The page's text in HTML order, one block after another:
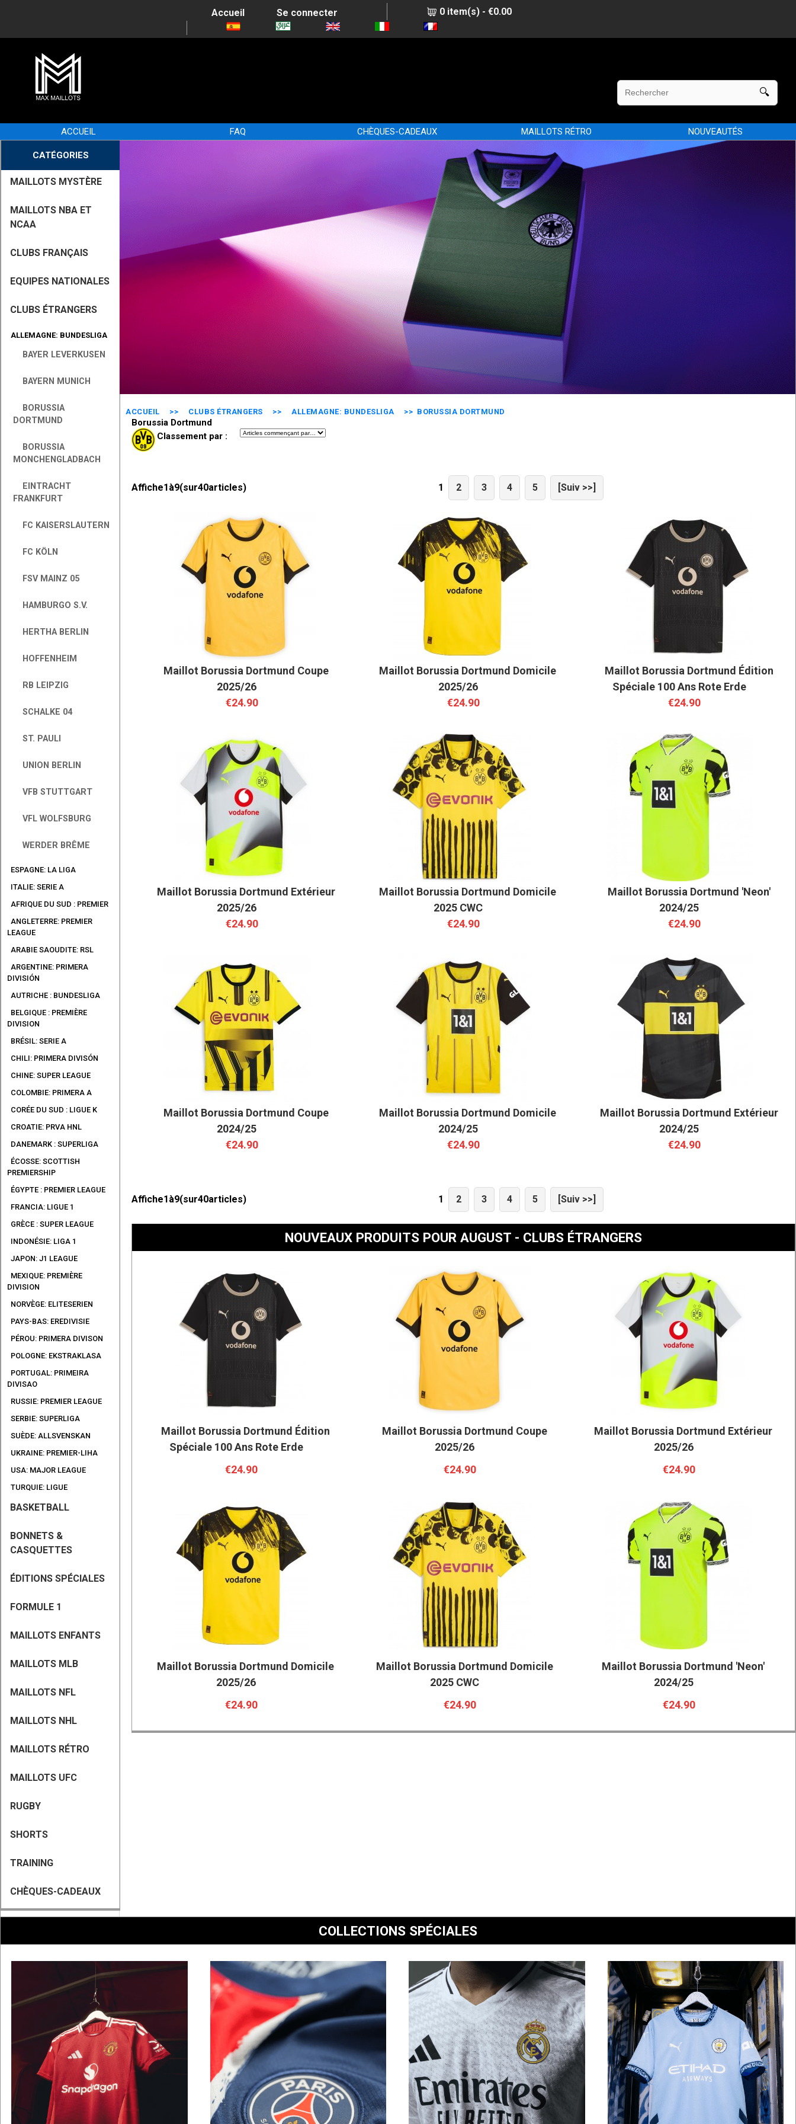
Accueil Se connecter 0 item(s) - €0.00
ACCUEIL FAQ CHÈQUES-CADEAUX MAILLOTS RÉTRO NOUVEAUTÉS
CATÉGORIES
MAILLOTS MYSTÈRE
MAILLOTS NBA ET
NCAA
CLUBS FRANÇAIS
EQUIPES NATIONALES
CLUBS ÉTRANGERS
ALLEMAGNE: BUNDESLIGA
BAYER LEVERKUSEN
BAYERN MUNICH
BORUSSIA
DORTMUND
BORUSSIA
MONCHENGLADBACH
EINTRACHT
FRANKFURT
FC KAISERSLAUTERN
FC KÖLN
FSV MAINZ 05
HAMBURGO S.V.
HERTHA BERLIN
HOFFENHEIM
RB LEIPZIG
SCHALKE 04
ST. PAULI
UNION BERLIN
VFB STUTTGART
VFL WOLFSBURG
WERDER BRÊME
ESPAGNE: LA LIGA
ITALIE: SERIE A
AFRIQUE DU SUD : PREMIER
ANGLETERRE: PREMIER
LEAGUE
ARABIE SAOUDITE: RSL
ARGENTINE: PRIMERA
DIVISIÓN
AUTRICHE : BUNDESLIGA
BELGIQUE : PREMIÈRE
DIVISION
BRÉSIL: SERIE A
CHILI: PRIMERA DIVISÓN
CHINE: SUPER LEAGUE
COLOMBIE: PRIMERA A
CORÉE DU SUD : LIGUE K
CROATIE: PRVA HNL
DANEMARK : SUPERLIGA
ÉCOSSE: SCOTTISH
PREMIERSHIP
ÉGYPTE : PREMIER LEAGUE
FRANCIA: LIGUE 1
GRÈCE : SUPER LEAGUE
INDONÉSIE: LIGA 1
JAPON: J1 LEAGUE
MEXIQUE: PREMIÈRE
DIVISION
NORVÈGE: ELITESERIEN
PAYS-BAS: EREDIVISIE
PÉROU: PRIMERA DIVISON
POLOGNE: EKSTRAKLASA
PORTUGAL: PRIMEIRA
DIVISAO
RUSSIE: PREMIER LEAGUE
SERBIE: SUPERLIGA
SUÈDE: ALLSVENSKAN
UKRAINE: PREMIER-LIHA
USA: MAJOR LEAGUE
TURQUIE: LIGUE
BASKETBALL
BONNETS &
CASQUETTES
ÉDITIONS SPÉCIALES
FORMULE 1
MAILLOTS ENFANTS
MAILLOTS MLB
MAILLOTS NFL
MAILLOTS NHL
MAILLOTS RÉTRO
MAILLOTS UFC
RUGBY
SHORTS
TRAINING
CHÈQUES-CADEAUX
ACCUEIL >> CLUBS ÉTRANGERS >> ALLEMAGNE: BUNDESLIGA >> BORUSSIA DORTMUND
Borussia Dortmund
Classement par :
Affiche1 à9(sur40articles) 1 2 3 4 5 [Suiv >>]
Maillot Borussia Dortmund Coupe
2025/26
€24.90
Maillot Borussia Dortmund Domicile
2025/26
€24.90
Maillot Borussia Dortmund Édition
Spéciale 100 Ans Rote Erde
€24.90
Maillot Borussia Dortmund Extérieur
2025/26
€24.90
Maillot Borussia Dortmund Domicile
2025 CWC
€24.90
Maillot Borussia Dortmund 'Neon'
2024/25
€24.90
Maillot Borussia Dortmund Coupe
2024/25
€24.90
Maillot Borussia Dortmund Domicile
2024/25
€24.90
Maillot Borussia Dortmund Extérieur
2024/25
€24.90
Affiche1 à9(sur40articles) 1 2 3 4 5 [Suiv >>]
NOUVEAUX PRODUITS POUR AUGUST - CLUBS ÉTRANGERS
Maillot Borussia Dortmund Édition
Spéciale 100 Ans Rote Erde
€24.90
Maillot Borussia Dortmund Coupe
2025/26
€24.90
Maillot Borussia Dortmund Extérieur
2025/26
€24.90
Maillot Borussia Dortmund Domicile
2025/26
€24.90
Maillot Borussia Dortmund Domicile
2025 CWC
€24.90
Maillot Borussia Dortmund 'Neon'
2024/25
€24.90
COLLECTIONS SPÉCIALES